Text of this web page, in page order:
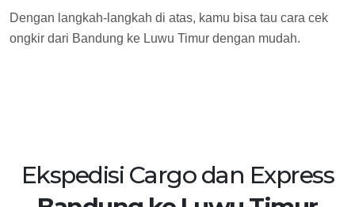
Dengan langkah-langkah di atas, kamu bisa tau cara cek
ongkir dari Bandung ke Luwu Timur dengan mudah.
Ekspedisi Cargo dan Express